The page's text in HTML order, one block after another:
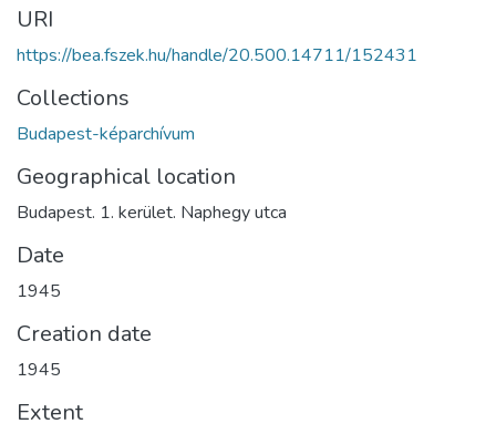
URI
https://bea.fszek.hu/handle/20.500.14711/152431
Collections
Budapest-képarchívum
Geographical location
Budapest. 1. kerület. Naphegy utca
Date
1945
Creation date
1945
Extent